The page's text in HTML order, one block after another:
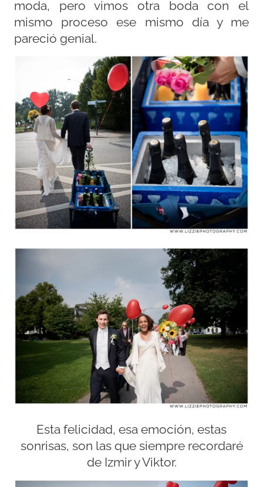
moda, pero vimos otra boda con el
mismo proceso ese mismo día y me
pareció genial.
Esta felicidad, esa emoción, estas
sonrisas, son las que siempre recordaré
de Izmir y Viktor.